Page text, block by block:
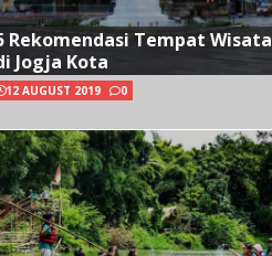
Rekomendasi Tempat Wisata
Jogja Kota
12 AUGUST 2019 0